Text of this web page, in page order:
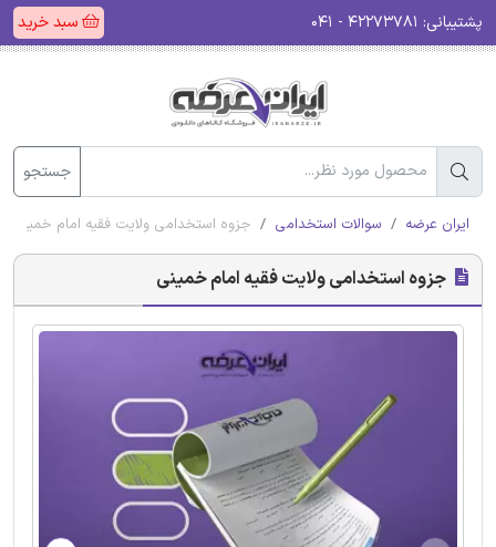
پشتیبانی: سبد خرید
جستجو
ایران عرضه سوالات استخدامی جزوه استخدامی ولایت فقیه امام خمینی
جزوه استخدامی ولایت فقیه امام خمینی